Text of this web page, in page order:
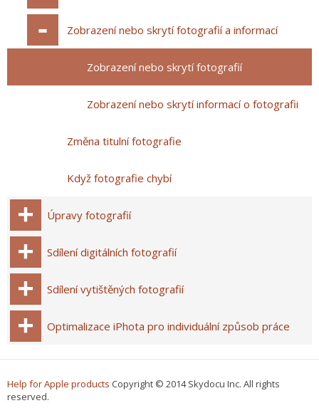
Zobrazení nebo skrytí fotografií a informací
Zobrazení nebo skrytí fotografií
Zobrazení nebo skrytí informací o fotografii
Změna titulní fotografie
Když fotografie chybí
Úpravy fotografií
Sdílení digitálních fotografií
Sdílení vytištěných fotografií
Optimalizace iPhota pro individuální způsob práce
Help for Apple products Copyright © 2014 Skydocu Inc. All rights
reserved.